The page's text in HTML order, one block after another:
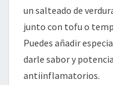
un salteado de
junto con tofu o
Puedes añadir
darle sabor y
antiinflamatorios.